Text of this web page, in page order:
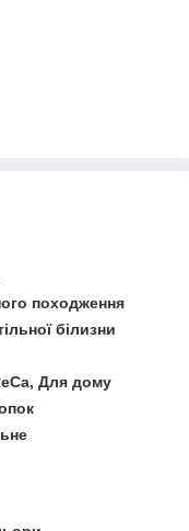
походження
білизни
Для дому